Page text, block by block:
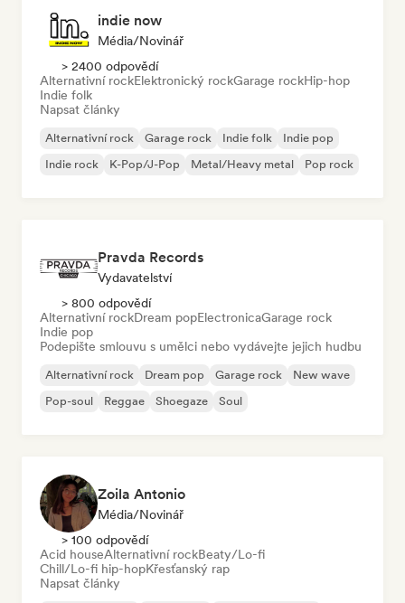
indie now
Média/novinář
> 2400 odpovědí
Alternativní rockElektronický rockGarage rockHip-hop
Indie folk
Napsat články
Alternativní rock Garage rock Indie folk
Indie pop
Indie rock
K-Pop/J-Pop Metal/Heavy metal Pop rock
Pravda Records
Vydavatelství
> 800 odpovědí
Alternativní rockDream popElectronicaGarage rock
Indie pop
Podepište smlouvu s umělci nebo vydávejte jejich hudbu
Alternativní rock Dream pop Garage rock
New wave
Pop-soul
Reggae Shoegaze Soul
Zoila Antonio
Média/novinář
> 100 odpovědí
Acid houseAlternativní rockBeaty/Lo-fi
Chill/Lo-fi hip-hopKřesťanský rap
Napsat články